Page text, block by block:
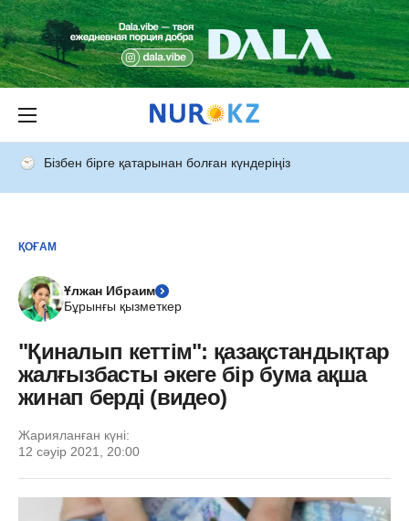
Бізбен бірге қатарынан болған күндеріңіз
ҚОҒАМ
Ұлжан Ибраим
Бұрынғы қызметкер
"Қиналып кеттім": қазақстандықтар
жалғызбасты әкеге бір бума ақша
жинап берді (видео)
Жарияланған күні:
12 сәуір 2021, 20:00